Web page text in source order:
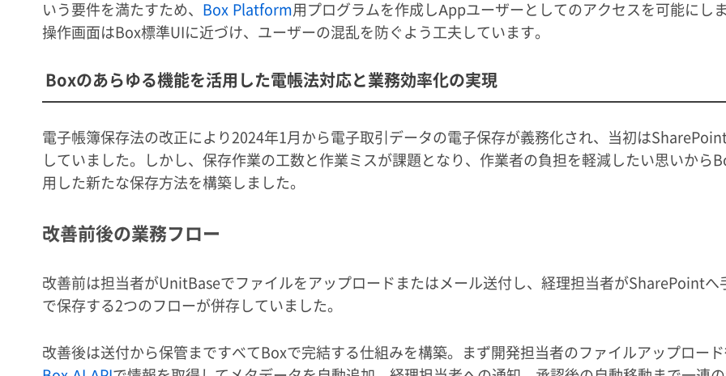
いう要件を満たすため、 Box Platform用プログラムを作成しAppユーザーとしてのアクセスを可能にし
操作画面はBox標準UIに近づけ、ユーザーの混乱を防ぐよう工夫しています。
Boxのあらゆる機能を活用した電帳法対応と業務効率化の実現
電子帳簿保存法の改正により2024年1月から電子取引データの電子保存が義務化され、当初は
していました。しかし、保存作業の工数と作業ミスが課題となり、作業者の負担を軽減したい思いから
用した新たな保存方法を構築しました。
改善前後の業務フロー
改善前は担当者がUnitBaseでファイルをアップロードまたはメール送付し、経理担当者がSharePointへ
で保存する2つのフローが併存していました。
改善後は送付から保管まですべてBoxで完結する仕組みを構築。まず開発担当者のファイルアップロー